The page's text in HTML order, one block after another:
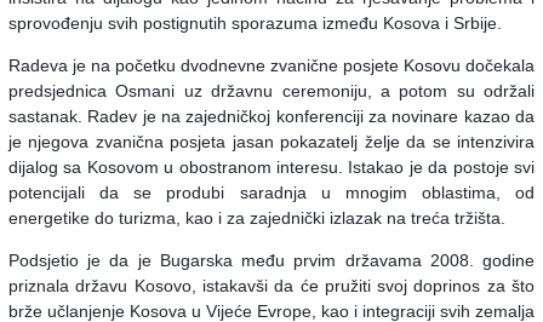
sprovođenju svih postignutih sporazuma između Kosova i Srbije.
Radeva je na početku dvodnevne zvanične posjete Kosovu dočekala
predsjednica Osmani uz državnu ceremoniju, a potom su održali
sastanak. Radev je na zajedničkoj konferenciji za novinare kazao da
je njegova zvanična posjeta jasan pokazatelj želje da se intenzivira
dijalog sa Kosovom u obostranom interesu. Istakao je da postoje svi
potencijali da se produbi saradnja u mnogim oblastima, od
energetike do turizma, kao i za zajednički izlazak na treća tržišta.
Podsjetio je da je Bugarska među prvim državama 2008. godine
priznala državu Kosovo, istakavši da će pružiti svoj doprinos za što
brže učlanjenje Kosova u Vijeće Evrope, kao i integraciji svih zemalja